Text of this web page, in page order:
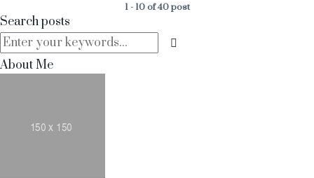
1 - 10 of 40 post
Search posts
About Me